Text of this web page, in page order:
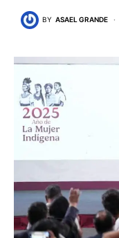
BY ASAEL GRANDE